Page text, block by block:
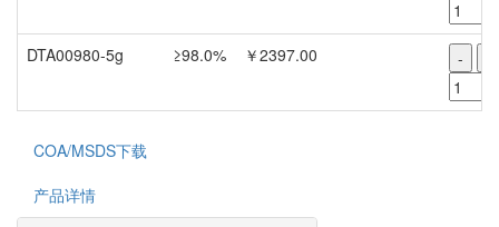
DTA00980-5g ≥98.0% ￥2397.00 -
COA/MSDS下载
产品详情